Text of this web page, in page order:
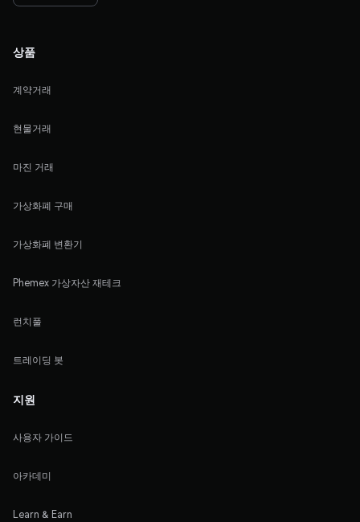
상품
계약거래
현물거래
마진 거래
가상화폐 구매
가상화폐 변환기
Phemex 가상자산 재테크
런치풀
트레이딩 봇
지원
사용자 가이드
아카데미
Learn & Earn